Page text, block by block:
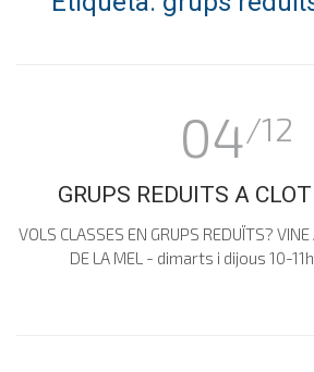
04/12
GRUPS REDUITS A
VOLS CLASSES EN GRUPS REDUÏTS?
DE LA MEL - dimarts i dijous 10-